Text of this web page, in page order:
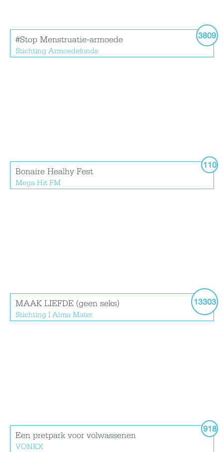
3809
#Stop Menstruatie-armoede
Stichting Armoedefonds
110
Bonaire Healhy Fest
Mega Hit FM
13303
MAAK LIEFDE (geen seks)
Stichting I Alma Mater
918
Een pretpark voor volwassenen
VONKX